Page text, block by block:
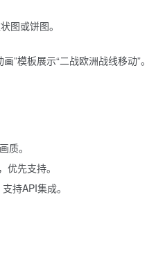
图或饼图。
”模板展示“二战欧洲战线移动”。
质。
先支持。
持API集成。